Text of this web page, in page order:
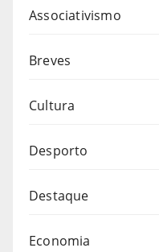
Associativismo
Breves
Cultura
Desporto
Destaque
Economia